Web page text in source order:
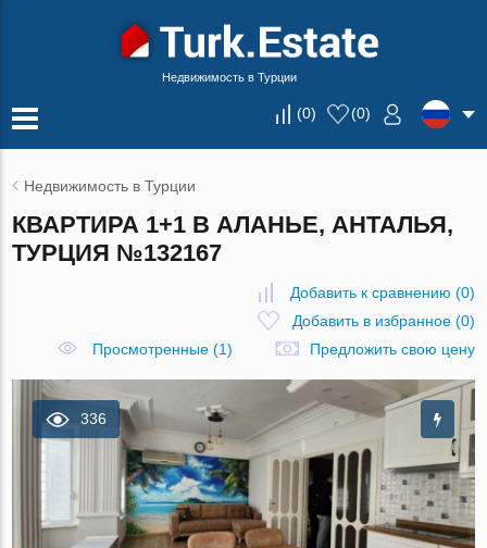
Недвижимость в Турции
(0) (0)
Недвижимость в Турции
КВАРТИРА 1+1 В АЛАНЬЕ, АНТАЛЬЯ,
ТУРЦИЯ №132167
Добавить к сравнению (0)
Добавить в избранное(0)
Просмотренные (1)
Предложить свою цену
336